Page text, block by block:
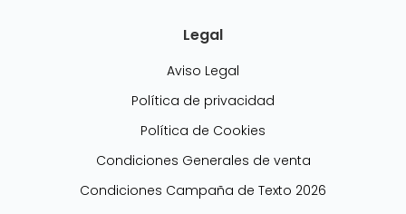
Legal
Aviso Legal
Política de privacidad
Política de Cookies
Condiciones Generales de venta
Condiciones Campaña de Texto 2026